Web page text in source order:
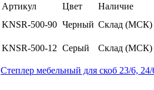
Артикул Цвет
Наличие
KNSR-500-90 Черный Склад (МСК)
KNSR-500-12 Серый Склад (МСК)
Степлер мебельный для скоб 23/6,